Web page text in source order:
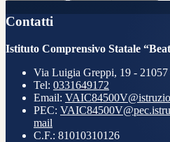
Contatti
Istituto Comprensivo Statale
Via Luigia Greppi, 19 -
Tel: 0331649172
Email:
PEC:
mail
C.F.: 81010310126